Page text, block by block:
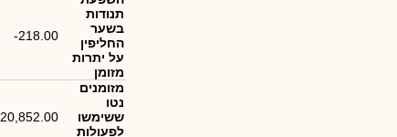
תנודות
בשער
החליפין
על יתרות
מזומן
-218.00
מזומנים
נטו
ששימשו
לפעולות
20,852.00